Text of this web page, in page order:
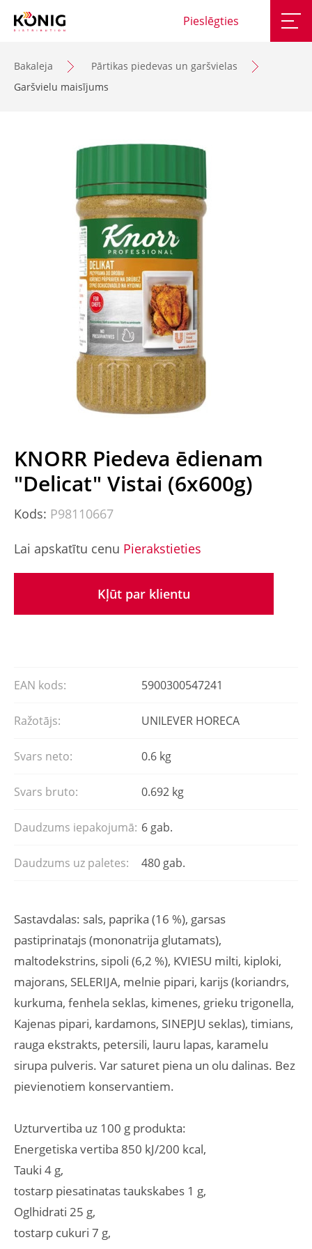
Pieslēgties
Bakaleja
Pārtikas piedevas un garšvielas
Garšvielu maisījums
KNORR Piedeva ēdienam
"Delicat" Vistai (6x600g)
Kods: P98110667
Lai apskatītu cenu Pierakstieties
Kļūt par klientu
EAN kods: 5900300547241
Ražotājs: UNILEVER HORECA
Svars neto: 0.6 kg
Svars bruto: 0.692 kg
Daudzums iepakojumā: 6 gab.
Daudzums uz paletes: 480 gab.
Sastavdalas: sals, paprika (16 %), garsas
pastiprinatajs (mononatrija glutamats),
maltodekstrins, sipoli (6,2 %), KVIESU milti, kiploki,
majorans, SELERIJA, melnie pipari, karijs (koriandrs,
kurkuma, fenhela seklas, kimenes, grieku trigonella,
Kajenas pipari, kardamons, SINEPJU seklas), timians,
rauga ekstrakts, petersili, lauru lapas, karamelu
sirupa pulveris. Var saturet piena un olu dalinas. Bez
pievienotiem konservantiem.
Uzturvertiba uz 100 g produkta:
Energetiska vertiba 850 kJ/200 kcal,
Tauki 4 g,
tostarp piesatinatas taukskabes 1 g,
Oglhidrati 25 g,
tostarp cukuri 7 g,